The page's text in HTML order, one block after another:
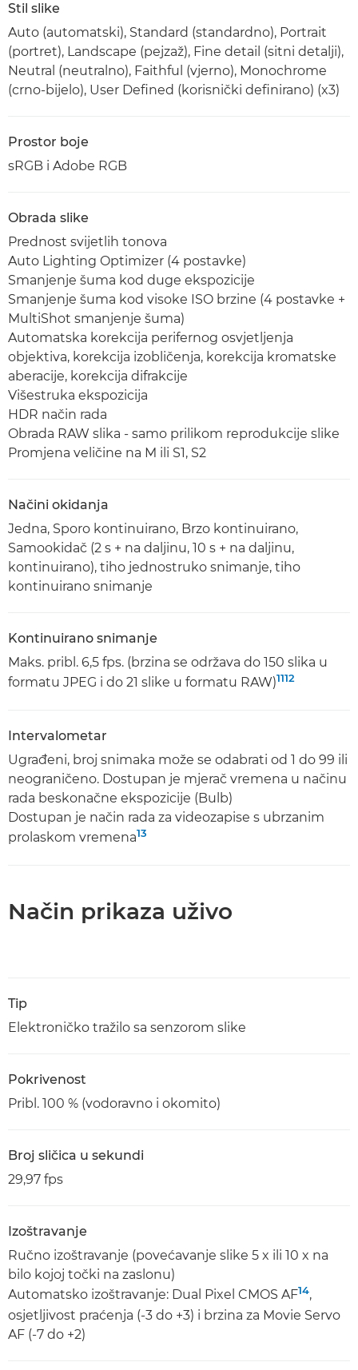
Stil slike
Auto (automatski), Standard (standardno), Portrait
(portret), Landscape (pejzaž), Fine detail (sitni detalji),
Neutral (neutralno), Faithful (vjerno), Monochrome
(crno-bijelo), User Defined (korisnički definirano) (x3)
Prostor boje
sRGB i Adobe RGB
Obrada slike
Prednost svijetlih tonova
Auto Lighting Optimizer (4 postavke)
Smanjenje šuma kod duge ekspozicije
Smanjenje šuma kod visoke ISO brzine (4 postavke +
MultiShot smanjenje šuma)
Automatska korekcija perifernog osvjetljenja
objektiva, korekcija izobličenja, korekcija kromatske
aberacije, korekcija difrakcije
Višestruka ekspozicija
HDR način rada
Obrada RAW slika - samo prilikom reprodukcije slike
Promjena veličine na M ili S1, S2
Načini okidanja
Jedna, Sporo kontinuirano, Brzo kontinuirano,
Samookidač (2 s + na daljinu, 10 s + na daljinu,
kontinuirano), tiho jednostruko snimanje, tiho
kontinuirano snimanje
Kontinuirano snimanje
Maks. pribl. 6,5 fps. (brzina se održava do 150 slika u
formatu JPEG i do 21 slike u formatu RAW)1112
Intervalometar
Ugrađeni, broj snimaka može se odabrati od 1 do 99 ili
neograničeno. Dostupan je mjerač vremena u načinu
rada beskonačne ekspozicije (Bulb)
Dostupan je način rada za videozapise s ubrzanim
prolaskom vremena13
Način prikaza uživo
Tip
Elektroničko tražilo sa senzorom slike
Pokrivenost
Pribl. 100 % (vodoravno i okomito)
Broj sličica u sekundi
29,97 fps
Izoštravanje
Ručno izoštravanje (povećavanje slike 5 x ili 10 x na
bilo kojoj točki na zaslonu)
Automatsko izoštravanje: Dual Pixel CMOS AF14,
osjetljivost praćenja (-3 do +3) i brzina za Movie Servo
AF (-7 do +2)